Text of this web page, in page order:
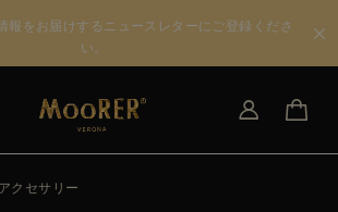
をお届けするニュースレターにご登録くださ
い。
アクセサリー